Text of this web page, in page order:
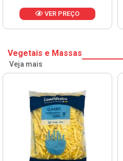
VER PREÇO
Vegetais e Massas
Veja mais